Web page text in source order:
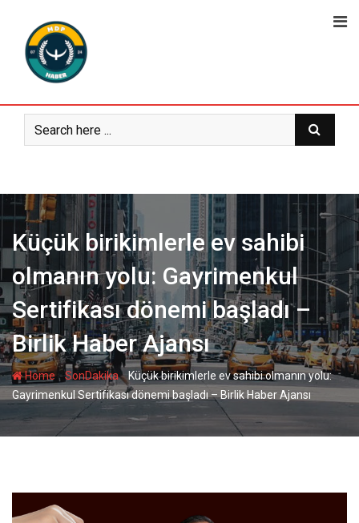
content
Küçük birikimlerle ev sahibi
olmanın yolu: Gayrimenkul
Sertifikası dönemi başladı –
Birlik Haber Ajansı
Home-SonDakika- Küçük birikimlerle ev sahibi olmanın yolu:
Gayrimenkul Sertifikası dönemi başladı – Birlik Haber Ajansı